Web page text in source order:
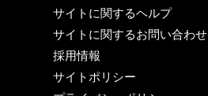
サイトに関するヘルプ
サイトに関するお問い合わせ
採用情報
サイトポリシー